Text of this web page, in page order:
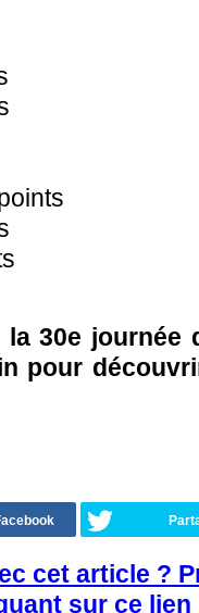
30e journée
pour
cet article ?
sur ce lien